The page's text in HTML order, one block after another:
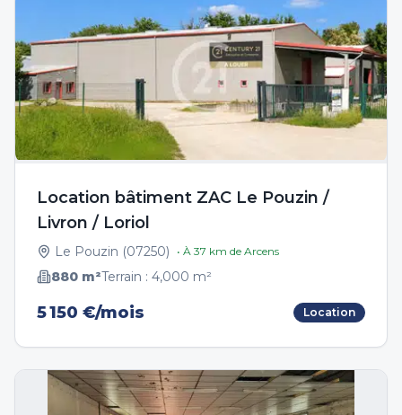
Location bâtiment ZAC Le Pouzin /
Livron / Loriol
Le Pouzin (07250) • À 37 km de Arcens
880 m²Terrain : 4,000 m²
5 150 €/mois Location